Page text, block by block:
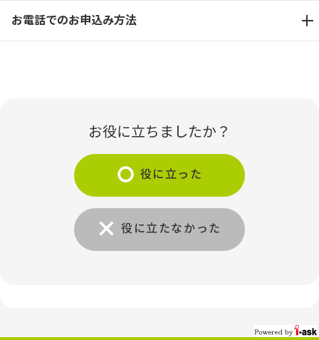
お電話でのお申込み方法
お役に立ちましたか？
役に立った
役に立たなかった